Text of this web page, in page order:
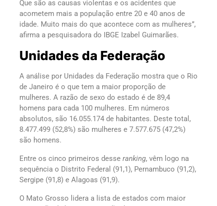
Que são as causas violentas e os acidentes que
acometem mais a população entre 20 e 40 anos de
idade. Muito mais do que acontece com as mulheres”,
afirma a pesquisadora do IBGE Izabel Guimarães.
Unidades da Federação
A análise por Unidades da Federação mostra que o Rio
de Janeiro é o que tem a maior proporção de
mulheres. A razão de sexo do estado é de 89,4
homens para cada 100 mulheres. Em números
absolutos, são 16.055.174 de habitantes. Deste total,
8.477.499 (52,8%) são mulheres e 7.577.675 (47,2%)
são homens.
Entre os cinco primeiros desse ranking, vêm logo na
sequência o Distrito Federal (91,1), Pernambuco (91,2),
Sergipe (91,8) e Alagoas (91,9).
O Mato Grosso lidera a lista de estados com maior